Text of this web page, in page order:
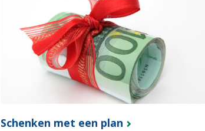
Schenken met een plan